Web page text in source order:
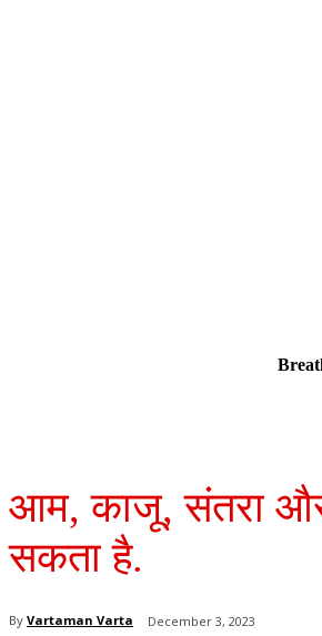
आम, काजू, संतरा और
सकता है.
By Vartaman Varta December 3, 2023